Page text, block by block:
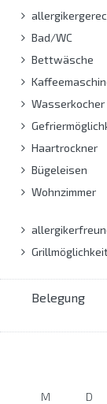
Bad/WC
Bettwäsche
Wasserkocher
Haartrockner
Bügeleisen
Wohnzimmer
Belegung
M D